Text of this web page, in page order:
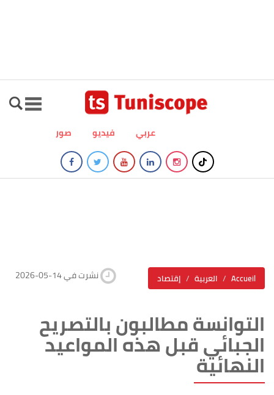
صور فيديو عربي
إقتصاد العربية Accueil 2026-05-14 نشرت في
التوانسة مطالبون بالتصريح
الجبائي قبل هذه المواعيد
النهائية